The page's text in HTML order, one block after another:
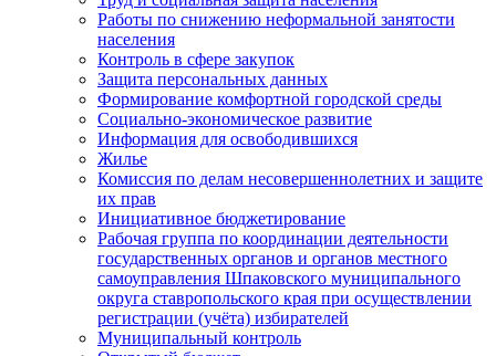
Работы по снижению неформальной занятости
населения
Контроль в сфере закупок
Защита персональных данных
Формирование комфортной городской среды
Социально-экономическое развитие
Информация для освободившихся
Жилье
Комиссия по делам несовершеннолетних и защите
их прав
Инициативное бюджетирование
Рабочая группа по координации деятельности
государственных органов и органов местного
самоуправления Шпаковского муниципального
округа ставропольского края при осуществлении
регистрации (учёта) избирателей
Муниципальный контроль